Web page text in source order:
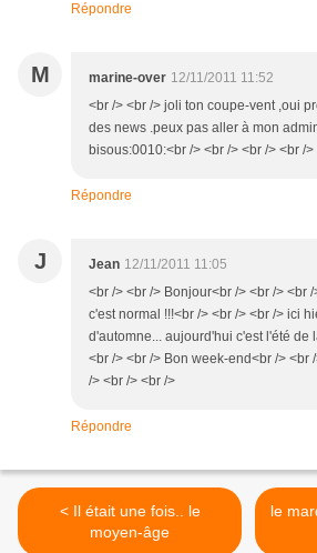
Répondre
M marine-over 12/11/2011 11:52
<br /> <br /> joli ton coupe-vent ,oui
des news .peux pas aller à mon
bisous:0010:<br /> <br /> <br /> <br /
Répondre
J Jean 12/11/2011 11:05
<br /> <br /> Bonjour<br /> <br /> <br
c'est normal !!!<br /> <br /> <br /> ici
d'automne... aujourd'hui c'est l'été de
<br /> <br /> Bon week-end<br /> <br
/> <br /> <br />
Répondre
< Il était une fois.. le
moyen-âge